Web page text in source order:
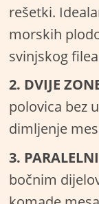
rešetki.
morskih
svinjskog
2. DVIJE
polovica bez
dimljenje
3. PARALELNI
bočnim